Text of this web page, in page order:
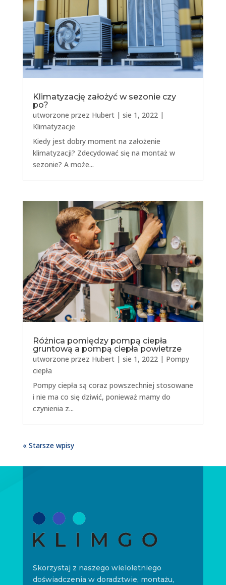
Klimatyzację założyć w sezonie czy
po?
utworzone przez Hubert| sie 1, 2022|
Klimatyzacje
Kiedy jest dobry moment na założenie
klimatyzacji? Zdecydować się na montaż w
sezonie? A może...
Różnica pomiędzy pompą ciepła
gruntową a pompą ciepła powietrze
utworzone przez Hubert| sie 1, 2022| Pompy
ciepła
Pompy ciepła są coraz powszechniej stosowane
i nie ma co się dziwić, ponieważ mamy do
czynienia z...
« Starsze wpisy
Skorzystaj z naszego wieloletniego
doświadczenia w doradztwie, montażu,